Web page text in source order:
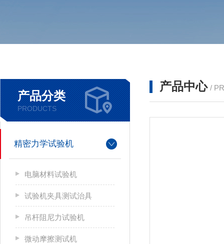
产品分类
PRODUCTS
精密力学试验机
电脑材料试验机
试验机夹具测试治具
吊杆阻尼力试验机
微动摩擦测试机
产品中心 /